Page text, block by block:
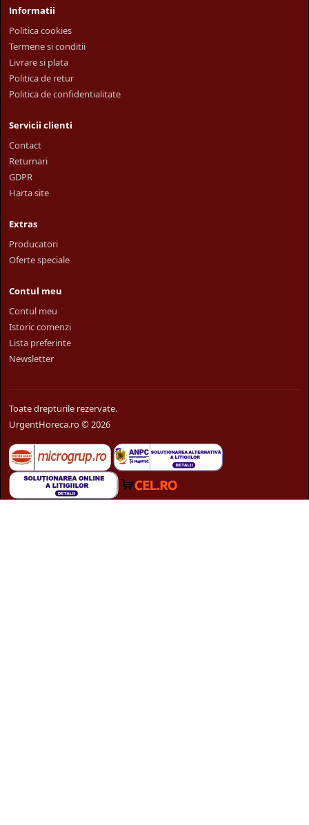
Informatii
Politica cookies
Termene si conditii
Livrare si plata
Politica de retur
Politica de confidentialitate
Servicii clienti
Contact
Returnari
GDPR
Harta site
Extras
Producatori
Oferte speciale
Contul meu
Contul meu
Istoric comenzi
Lista preferinte
Newsletter
Toate drepturile rezervate.
UrgentHoreca.ro © 2026